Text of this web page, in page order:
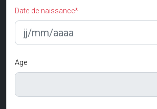
Date de naissance*
Age